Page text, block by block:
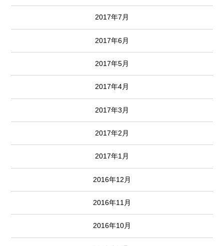
2017年7月
2017年6月
2017年5月
2017年4月
2017年3月
2017年2月
2017年1月
2016年12月
2016年11月
2016年10月